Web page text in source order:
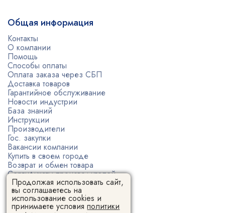
Общая информация
Контакты
О компании
Помощь
Способы оплаты
Оплата заказа через СБП
Доставка товаров
Гарантийное обслуживание
Новости индустрии
База знаний
Инструкции
Производители
Гос. закупки
Вакансии компании
Купить в своем городе
Возврат и обмен товара
Сертификаты производителей
Политика конфиденциальности
Пользовательское соглашение
Продолжая использовать сайт,
вы соглашаетесь на
использование cookies и
принимаете условияполитики